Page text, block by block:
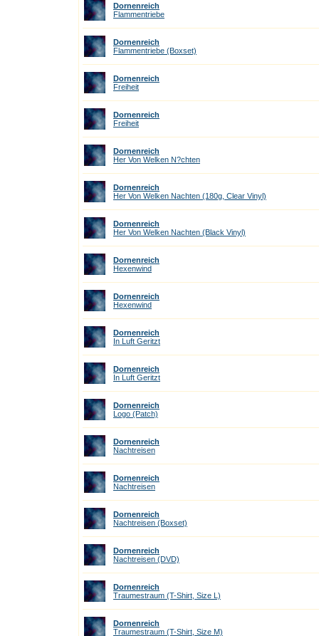
Dornenreich
Flammentriebe
Dornenreich
Flammentriebe (Boxset)
Dornenreich
Freiheit
Dornenreich
Freiheit
Dornenreich
Her Von Welken N?chten
Dornenreich
Her Von Welken Nachten (180g, Clear Vinyl)
Dornenreich
Her Von Welken Nachten (Black Vinyl)
Dornenreich
Hexenwind
Dornenreich
Hexenwind
Dornenreich
In Luft Geritzt
Dornenreich
In Luft Geritzt
Dornenreich
Logo (Patch)
Dornenreich
Nachtreisen
Dornenreich
Nachtreisen
Dornenreich
Nachtreisen (Boxset)
Dornenreich
Nachtreisen (DVD)
Dornenreich
Traumestraum (T-Shirt, Size L)
Dornenreich
Traumestraum (T-Shirt, Size M)